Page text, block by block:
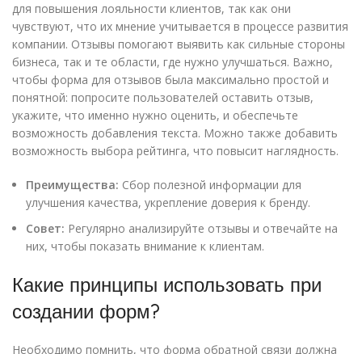
для повышения лояльности клиентов, так как они
чувствуют, что их мнение учитывается в процессе развития
компании. Отзывы помогают выявить как сильные стороны
бизнеса, так и те области, где нужно улучшаться. Важно,
чтобы форма для отзывов была максимально простой и
понятной: попросите пользователей оставить отзыв,
укажите, что именно нужно оценить, и обеспечьте
возможность добавления текста. Можно также добавить
возможность выбора рейтинга, что повысит наглядность.
Преимущества: Сбор полезной информации для
улучшения качества, укрепление доверия к бренду.
Совет: Регулярно анализируйте отзывы и отвечайте на
них, чтобы показать внимание к клиентам.
Какие принципы использовать при
создании форм?
Необходимо помнить, что форма обратной связи должна